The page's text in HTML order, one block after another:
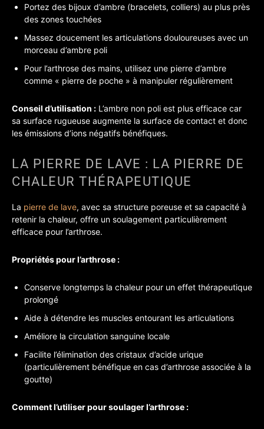
Portez des bijoux d’ambre (bracelets, colliers) au plus près
des zones touchées
Massez doucement les articulations douloureuses avec un
morceau d’ambre poli
Pour l’arthrose des mains, utilisez une pierre d’ambre
comme « pierre de poche » à manipuler régulièrement
Conseil d’utilisation : L’ambre non poli est plus efficace car
sa surface rugueuse augmente la surface de contact et donc
les émissions d’ions négatifs bénéfiques.
LA PIERRE DE LAVE : LA PIERRE DE
CHALEUR THÉRAPEUTIQUE
La pierre de lave, avec sa structure poreuse et sa capacité à
retenir la chaleur, offre un soulagement particulièrement
efficace pour l’arthrose.
Propriétés pour l’arthrose :
Conserve longtemps la chaleur pour un effet thérapeutique
prolongé
Aide à détendre les muscles entourant les articulations
Améliore la circulation sanguine locale
Facilite l’élimination des cristaux d’acide urique
(particulièrement bénéfique en cas d’arthrose associée à la
goutte)
Comment l’utiliser pour soulager l’arthrose :